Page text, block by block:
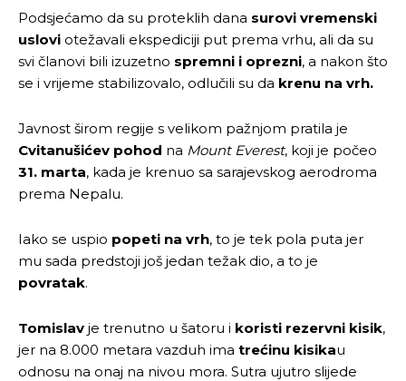
Podsjećamo da su proteklih dana surovi vremenski
uslovi otežavali ekspediciji put prema vrhu, ali da su
svi članovi bili izuzetno spremni i oprezni, a nakon što
se i vrijeme stabilizovalo, odlučili su da krenu na vrh.
Javnost širom regije s velikom pažnjom pratila je
Cvitanušićev pohod na Mount Everest, koji je počeo
31. marta, kada je krenuo sa sarajevskog aerodroma
prema Nepalu.
Iako se uspio popeti na vrh, to je tek pola puta jer
mu sada predstoji još jedan težak dio, a to je
povratak.
Tomislav je trenutno u šatoru i koristi rezervni kisik,
jer na 8.000 metara vazduh ima trećinu kisikau
odnosu na onaj na nivou mora. Sutra ujutro slijede